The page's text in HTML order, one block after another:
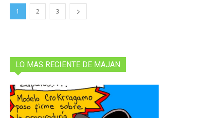
1 2 3
LO MAS RECIENTE DE MAJAN